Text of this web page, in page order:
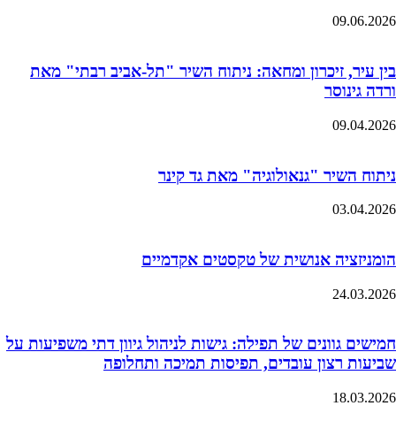
09.06.2026
בין עיר, זיכרון ומחאה: ניתוח השיר "תל-אביב רבתי" מאת
ורדה גינוסר
09.04.2026
ניתוח השיר "גנאולוגיה" מאת גד קינר
03.04.2026
הומניזציה אנושית של טקסטים אקדמיים
24.03.2026
חמישים גוונים של תפילה: גישות לניהול גיוון דתי משפיעות על
שביעות רצון עובדים, תפיסות תמיכה ותחלופה
18.03.2026